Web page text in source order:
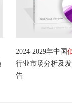
2029年中国低介电电
场分析及发展前景预